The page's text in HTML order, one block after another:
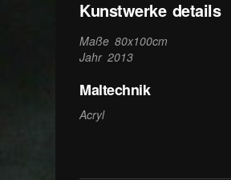
Kunstwerke details
Maße 80x100cm
Jahr 2013
Maltechnik
Acryl